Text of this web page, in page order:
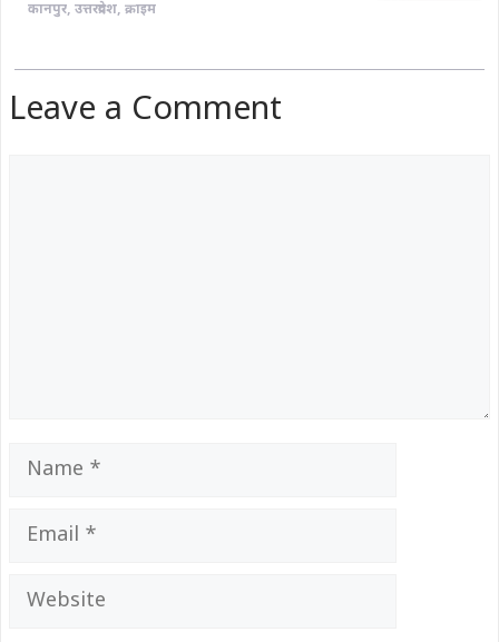
कानपुर, उत्तरप्रदेश, क्राइम
Leave a Comment
Name
Email
Website